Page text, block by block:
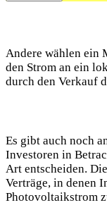
Andere wählen ein
den Strom an ein
durch den Verkauf
Es gibt auch noch
Investoren in
Art entscheiden.
Verträge, in denen
Photovoltaikstrom